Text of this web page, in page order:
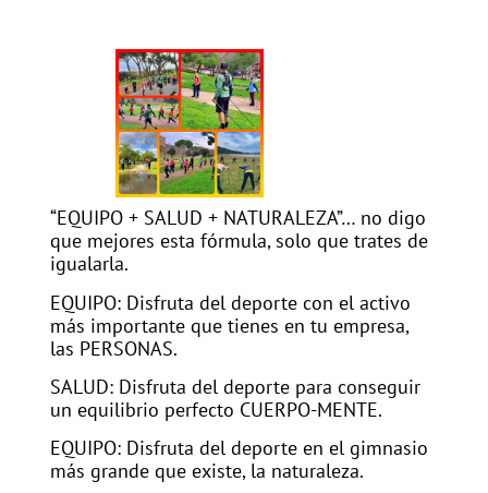
“EQUIPO + SALUD + NATURALEZA”… no digo
que mejores esta fórmula, solo que trates de
igualarla.
EQUIPO: Disfruta del deporte con el activo
más importante que tienes en tu empresa,
las PERSONAS.
SALUD: Disfruta del deporte para conseguir
un equilibrio perfecto CUERPO-MENTE.
EQUIPO: Disfruta del deporte en el gimnasio
más grande que existe, la naturaleza.